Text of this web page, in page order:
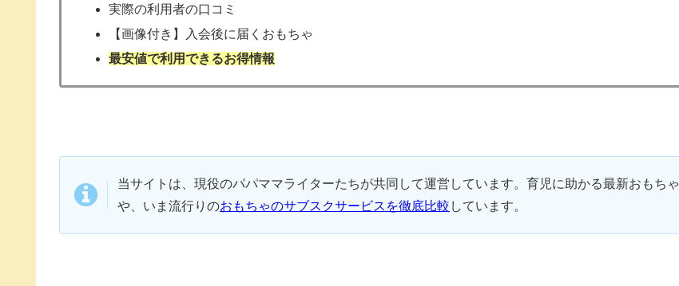
実際の利用者の口コミ
【画像付き】入会後に届くおもちゃ
最安値で利用できるお得情報
当サイトは、現役のパパママライターたちが共同して運営しています。育児に助かる最新おもちゃ
や、いま流行りのおもちゃのサブスクサービスを徹底比較 しています。